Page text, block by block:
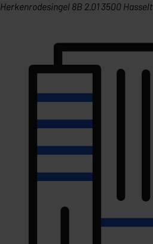
Herkenrodesingel 8B 2.01 3500 Hasselt